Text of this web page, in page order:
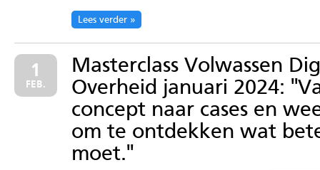
Lees verder
Masterclass Volwassen
Overheid januari 2024:
concept naar cases en
om te ontdekken wat
moet.''
1
FEB.